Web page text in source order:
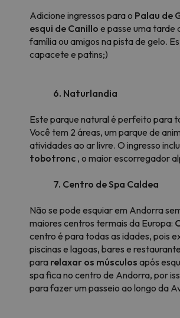
Adicione ingressos para o Palau de
esqui de Canillo e passe uma tarde
família ou amigos na pista de gelo.
capacete e patins;)
6. Naturlandia
Este parque natural é perfeito para
Você tem 2 áreas, um parque de
atividades ao ar livre. O ingresso
tobotronc , o maior escorregador
7. Centro de Spa Caldea
Não se pode esquiar em Andorra
maiores centros termais da Europa:
centro é para todas as idades, pois
piscinas e lagoas, bares e
para relaxar os músculos após
spa fica no centro de Andorra, por
para fazer um passeio ao longo da